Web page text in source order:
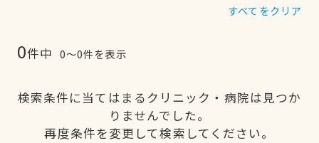
すべてをクリア
0件中 0〜0件を表示
検索条件に当てはまるクリニック・病院は見つか
りませんでした。
再度条件を変更して検索してください。